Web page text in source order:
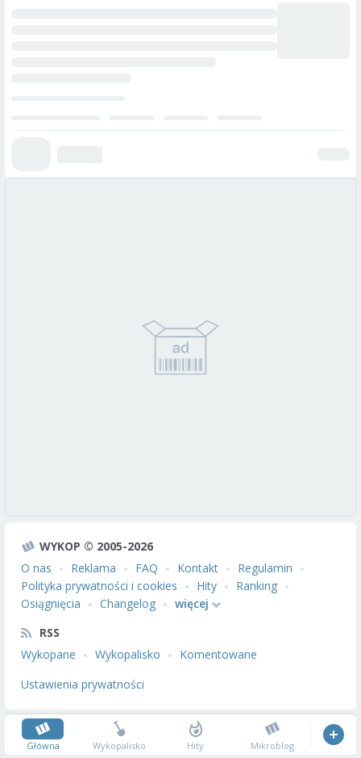
WYKOP © 2005-2026
O nas
Reklama FAQ Kontakt
Regulamin
Polityka prywatności i cookies
Hity
Ranking
Osiągnięcia
Changelog
więcej
RSS
Wykopane
Wykopalisko
Komentowane
Ustawienia prywatności
Główna Wykopalisko Hity Mikroblog